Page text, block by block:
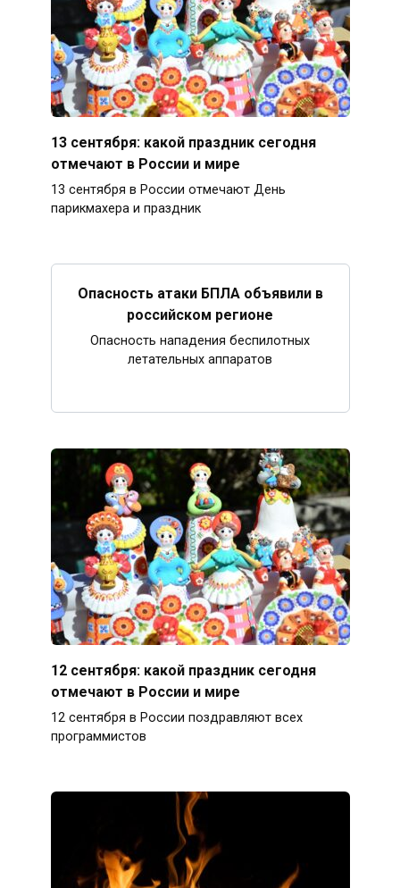
13 сентября: какой праздник сегодня
отмечают в России и мире
13 сентября в России отмечают День
парикмахера и праздник
Опасность атаки БПЛА объявили в
российском регионе
Опасность нападения беспилотных
летательных аппаратов
12 сентября: какой праздник сегодня
отмечают в России и мире
12 сентября в России поздравляют всех
программистов